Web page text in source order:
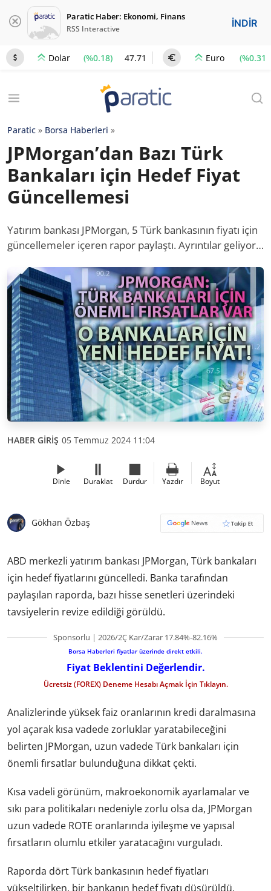
Paratic Haber: Ekonomi, Finans
RSS Interactive İNDİR
Dolar (%0.18) 47.71 Euro (%0.31)
Paratic » Borsa Haberleri »
JPMorgan’dan Bazı Türk
Bankaları için Hedef Fiyat
Güncellemesi
Yatırım bankası JPMorgan, 5 Türk bankasının fiyatı için
güncellemeler içeren rapor paylaştı. Ayrıntılar geliyor…
HABER GİRİŞ 05 Temmuz 2024 11:04
Dinle Duraklat Durdur Yazdır Boyut
Gökhan Özbaş
ABD merkezli yatırım bankası JPMorgan, Türk bankaları
için hedef fiyatlarını güncelledi. Banka tarafından
paylaşılan raporda, bazı hisse senetleri üzerindeki
tavsiyelerin revize edildiği görüldü.
Sponsorlu | 2026/2Ç Kar/Zarar 17.84%-82.16%
Borsa Haberleri fiyatlar üzerinde direkt etkili.
Fiyat Beklentini Değerlendir.
Ücretsiz (FOREX) Deneme Hesabı Açmak İçin Tıklayın.
Analizlerinde yüksek faiz oranlarının kredi daralmasına
yol açarak kısa vadede zorluklar yaratabileceğini
belirten JPMorgan, uzun vadede Türk bankaları için
önemli fırsatlar bulunduğuna dikkat çekti.
Kısa vadeli görünüm, makroekonomik ayarlamalar ve
sıkı para politikaları nedeniyle zorlu olsa da, JPMorgan
uzun vadede ROTE oranlarında iyileşme ve yapısal
fırsatların olumlu etkiler yaratacağını vurguladı.
Raporda dört Türk bankasının hedef fiyatları
yükseltilirken, bir bankanın hedef fiyatı düşürüldü.